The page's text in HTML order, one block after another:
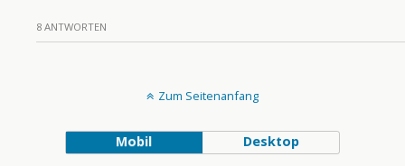
8 ANTWORTEN
Zum Seitenanfang
Mobil Desktop